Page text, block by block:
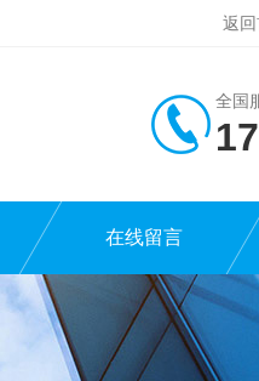
返
全国
在线留言